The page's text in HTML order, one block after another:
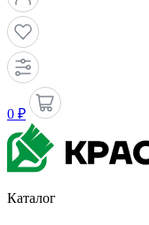
0 ₽
Каталог